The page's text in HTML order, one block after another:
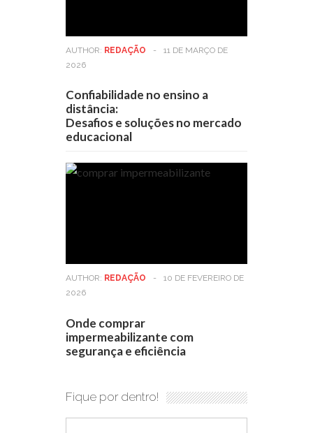
AUTHOR: REDAÇÃO -
11 DE MARÇO DE
2026
Confiabilidade no ensino a
distância:
Desafios e soluções no mercado
educacional
AUTHOR: REDAÇÃO -
10 DE FEVEREIRO DE
2026
Onde comprar
impermeabilizante com
segurança e eficiência
Fique por dentro!